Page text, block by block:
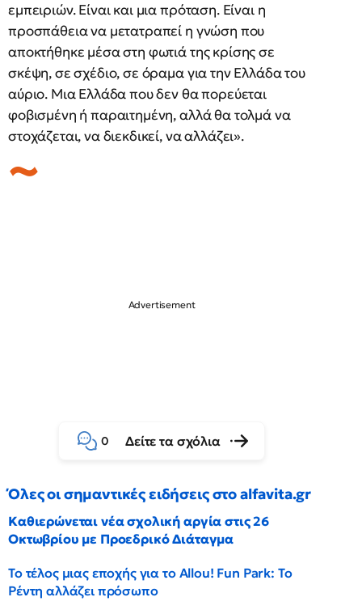
εμπειριών. Είναι και μια πρόταση. Είναι η
προσπάθεια να μετατραπεί η γνώση που
αποκτήθηκε μέσα στη φωτιά της κρίσης σε
σκέψη, σε σχέδιο, σε όραμα για την Ελλάδα του
αύριο. Μια Ελλάδα που δεν θα πορεύεται
φοβισμένη ή παραιτημένη, αλλά θα τολμά να
στοχάζεται, να διεκδικεί, να αλλάζει».
0 Δείτε τα σχόλια
Όλες οι σημαντικές ειδήσεις στο alfavita.gr
Καθιερώνεται νέα σχολική αργία στις 26
Οκτωβρίου με Προεδρικό Διάταγμα
Το τέλος μιας εποχής για το Allou! Fun Park: Το
Ρέντη αλλάζει πρόσωπο